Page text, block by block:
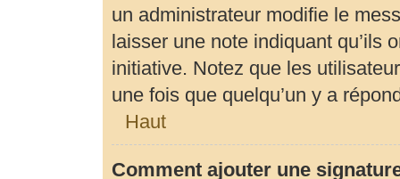
un administrateur modifie le
laisser une note indiquant qu’ils
initiative. Notez que les
une fois que quelqu’un y a
Haut
Comment ajouter une